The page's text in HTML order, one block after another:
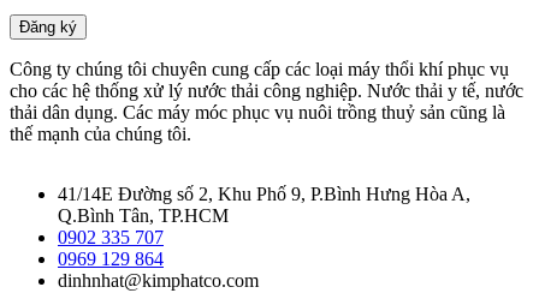
Đăng ký
Công ty chúng tôi chuyên cung cấp các loại máy thổi khí phục vụ
cho các hệ thống xử lý nước thải công nghiệp. Nước thải y tế, nước
thải dân dụng. Các máy móc phục vụ nuôi trồng thuỷ sản cũng là
thế mạnh của chúng tôi.
41/14E Đường số 2, Khu Phố 9, P.Bình Hưng Hòa A,
Q.Bình Tân, TP.HCM
0902 335 707
0969 129 864
dinhnhat@kimphatco.com